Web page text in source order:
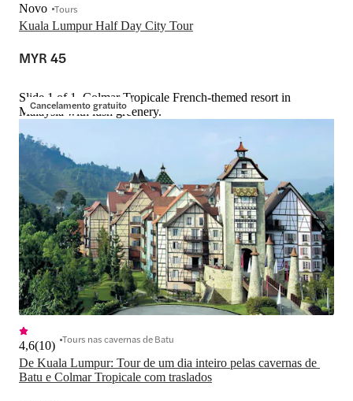
Kuala Lumpur Half Day City Tour
Novo Tours
MYR 45
Cancelamento gratuito
Slide 1 of 1, Colmar Tropicale French-themed resort in
Malaysia with lush greenery.
De Kuala Lumpur: Tour de um dia inteiro pelas cavernas de
Batu e Colmar Tropicale com traslados
4,6(10) Tours nas cavernas de Batu